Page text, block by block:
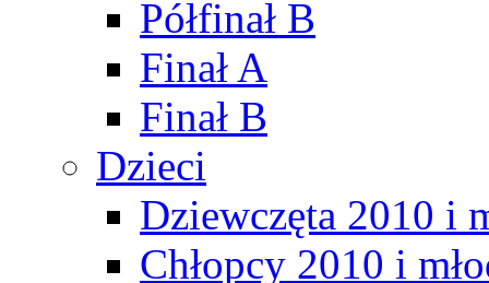
Półfinał B
Finał A
Finał B
Dzieci
Dziewczęta 2010 i
Chłopcy 2010 i